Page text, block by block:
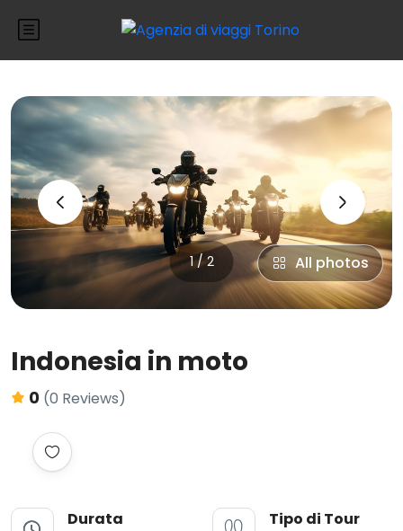
‹ ›
1 / 2 All photos
Indonesia in moto
0 (0 Reviews)
Durata Tipo di Tour